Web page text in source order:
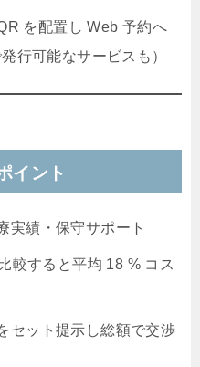
を配置し Web 予約へ
行可能なサービスも）
イント
実績・保守サポート
較すると平均 18 % コス
セット提示し総額で交渉